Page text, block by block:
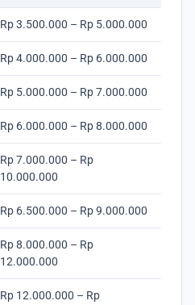
Rp 3.500.000 – Rp 5.000.000
Rp 4.000.000 – Rp 6.000.000
Rp 5.000.000 – Rp 7.000.000
Rp 6.000.000 – Rp 8.000.000
Rp 7.000.000 – Rp
10.000.000
Rp 6.500.000 – Rp 9.000.000
Rp 8.000.000 – Rp
12.000.000
Rp 12.000.000 – Rp